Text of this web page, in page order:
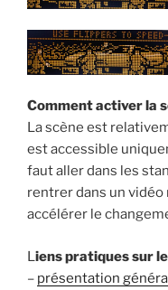
Comment activer la
La scène est
est accessible
faut aller dans les
rentrer dans un
accélérer le
Liens pratiques sur
– présentation